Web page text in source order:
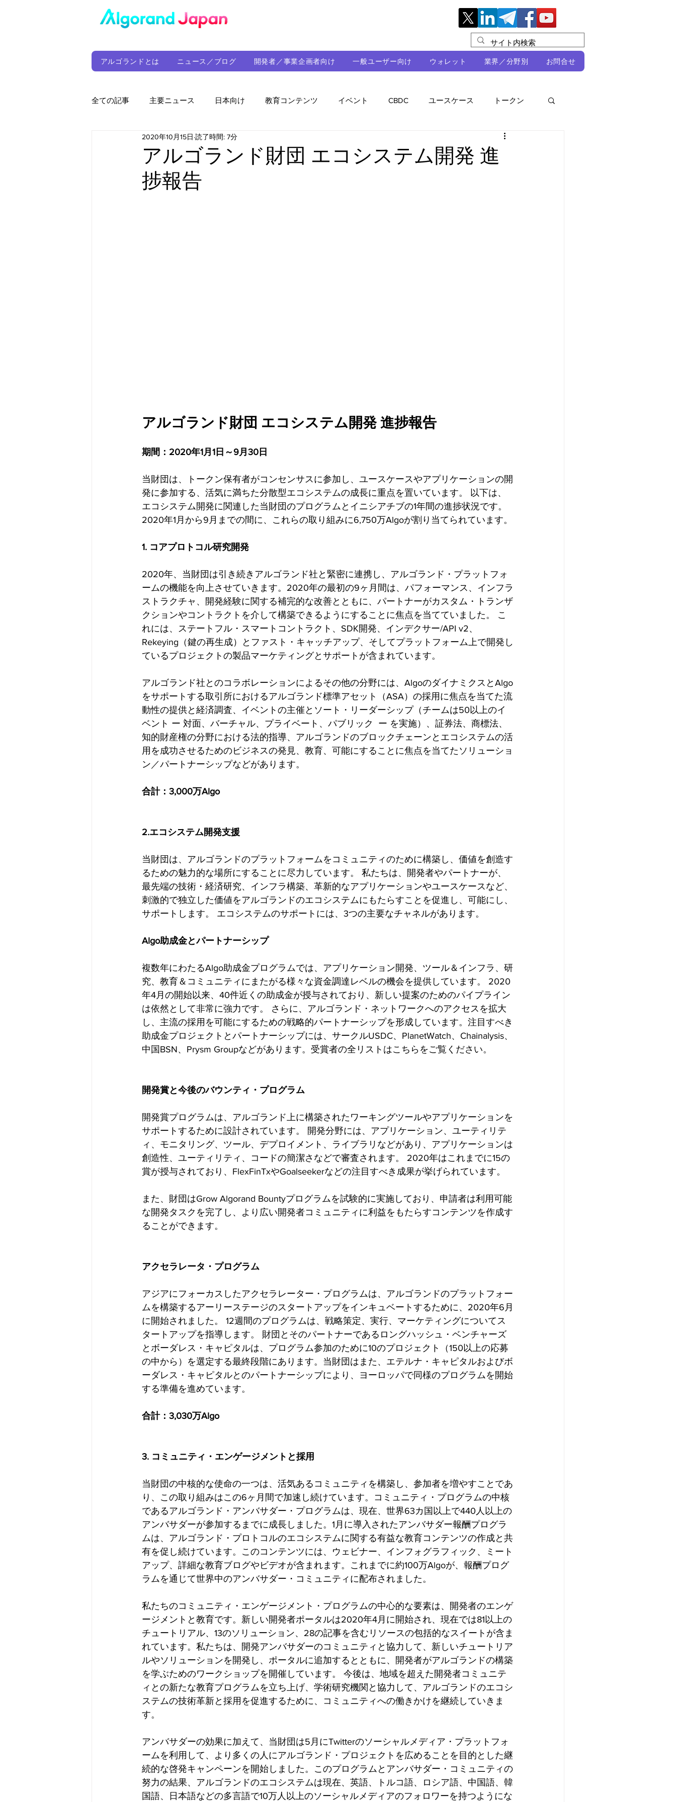
アルゴランドとは ニュース／ブログ 開発者／事業企画者向け 一般ユーザー向け ウォレット 業界／分野別 お問合せ
全ての記事 主要ニュース 日本向け 教育コンテンツ イベント CBDC ユースケース トークン
ウォレット 定期レポート 助成金
アルゴランド財団
アルゴランド財団 エコシステム開発 進
捗報告
2020年10月15日 読了時間: 7分
アルゴランド財団 エコシステム開発 進捗報告
期間：2020年1月1日～9月30日
当財団は、トークン保有者がコンセンサスに参加し、ユースケースやアプリケーションの開
発に参加する、活気に満ちた分散型エコシステムの成長に重点を置いています。 以下は、
エコシステム開発に関連した当財団のプログラムとイニシアチブの1年間の進捗状況です。
2020年1月から9月までの間に、これらの取り組みに6,750万Algoが割り当てられています。
1. コアプロトコル研究開発
2020年、当財団は引き続きアルゴランド社と緊密に連携し、アルゴランド・プラットフォ
ームの機能を向上させていきます。2020年の最初の9ヶ月間は、パフォーマンス、インフラ
ストラクチャ、開発経験に関する補完的な改善とともに、パートナーがカスタム・トランザ
クションやコントラクトを介して構築できるようにすることに焦点を当てていました。 こ
れには、ステートフル・スマートコントラクト、SDK開発、インデクサー/API v2、
Rekeying（鍵の再生成）とファスト・キャッチアップ、そしてプラットフォーム上で開発し
ているプロジェクトの製品マーケティングとサポートが含まれています。
アルゴランド社とのコラボレーションによるその他の分野には、AlgoのダイナミクスとAlgo
をサポートする取引所におけるアルゴランド標準アセット（ASA）の採用に焦点を当てた流
動性の提供と経済調査、イベントの主催とソート・リーダーシップ（チームは50以上のイ
ベント ー 対面、バーチャル、プライベート、パブリック  ー を実施）、証券法、商標法、
知的財産権の分野における法的指導、アルゴランドのブロックチェーンとエコシステムの活
用を成功させるためのビジネスの発見、教育、可能にすることに焦点を当てたソリューショ
ン／パートナーシップなどがあります。
合計：3,000万Algo
2.エコシステム開発支援
当財団は、アルゴランドのプラットフォームをコミュニティのために構築し、価値を創造す
るための魅力的な場所にすることに尽力しています。 私たちは、開発者やパートナーが、
最先端の技術・経済研究、インフラ構築、革新的なアプリケーションやユースケースなど、
刺激的で独立した価値をアルゴランドのエコシステムにもたらすことを促進し、可能にし、
サポートします。 エコシステムのサポートには、3つの主要なチャネルがあります。
Algo助成金とパートナーシップ
複数年にわたるAlgo助成金プログラムでは、アプリケーション開発、ツール＆インフラ、研
究、教育＆コミュニティにまたがる様々な資金調達レベルの機会を提供しています。 2020
年4月の開始以来、40件近くの助成金が授与されており、新しい提案のためのパイプライン
は依然として非常に強力です。 さらに、アルゴランド・ネットワークへのアクセスを拡大
し、主流の採用を可能にするための戦略的パートナーシップを形成しています。注目すべき
助成金プロジェクトとパートナーシップには、サークルUSDC、PlanetWatch、Chainalysis、
中国BSN、Prysm Groupなどがあります。受賞者の全リストはこちらをご覧ください。
開発賞と今後のバウンティ・プログラム
開発賞プログラムは、アルゴランド上に構築されたワーキングツールやアプリケーションを
サポートするために設計されています。 開発分野には、アプリケーション、ユーティリテ
ィ、モニタリング、ツール、デプロイメント、ライブラリなどがあり、アプリケーションは
創造性、ユーティリティ、コードの簡潔さなどで審査されます。 2020年はこれまでに15の
賞が授与されており、FlexFinTxやGoalseekerなどの注目すべき成果が挙げられています。
また、財団はGrow Algorand Bountyプログラムを試験的に実施しており、申請者は利用可能
な開発タスクを完了し、より広い開発者コミュニティに利益をもたらすコンテンツを作成す
ることができます。
アクセラレータ・プログラム
アジアにフォーカスしたアクセラレーター・プログラムは、アルゴランドのプラットフォー
ムを構築するアーリーステージのスタートアップをインキュベートするために、2020年6月
に開始されました。 12週間のプログラムは、戦略策定、実行、マーケティングについてス
タートアップを指導します。 財団とそのパートナーであるロングハッシュ・ベンチャーズ
とボーダレス・キャピタルは、プログラム参加のために10のプロジェクト（150以上の応募
の中から）を選定する最終段階にあります。当財団はまた、エテルナ・キャピタルおよびボ
ーダレス・キャピタルとのパートナーシップにより、ヨーロッパで同様のプログラムを開始
する準備を進めています。
合計：3,030万Algo
3. コミュニティ・エンゲージメントと採用
当財団の中核的な使命の一つは、活気あるコミュニティを構築し、参加者を増やすことであ
り、この取り組みはこの6ヶ月間で加速し続けています。コミュニティ・プログラムの中核
であるアルゴランド・アンバサダー・プログラムは、現在、世界63カ国以上で440人以上の
アンバサダーが参加するまでに成長しました。1月に導入されたアンバサダー報酬プログラ
ムは、アルゴランド・プロトコルのエコシステムに関する有益な教育コンテンツの作成と共
有を促し続けています。このコンテンツには、ウェビナー、インフォグラフィック、ミート
アップ、詳細な教育ブログやビデオが含まれます。これまでに約100万Algoが、報酬プログ
ラムを通じて世界中のアンバサダー・コミュニティに配布されました。
私たちのコミュニティ・エンゲージメント・プログラムの中心的な要素は、開発者のエンゲ
ージメントと教育です。新しい開発者ポータルは2020年4月に開始され、現在では81以上の
チュートリアル、13のソリューション、28の記事を含むリソースの包括的なスイートが含ま
れています。私たちは、開発アンバサダーのコミュニティと協力して、新しいチュートリア
ルやソリューションを開発し、ポータルに追加するとともに、開発者がアルゴランドの構築
を学ぶためのワークショップを開催しています。 今後は、地域を超えた開発者コミュニテ
ィとの新たな教育プログラムを立ち上げ、学術研究機関と協力して、アルゴランドのエコシ
ステムの技術革新と採用を促進するために、コミュニティへの働きかけを継続していきま
す。
アンバサダーの効果に加えて、当財団は5月にTwitterのソーシャルメディア・プラットフォ
ームを利用して、より多くの人にアルゴランド・プロジェクトを広めることを目的とした継
続的な啓発キャンペーンを開始しました。このプログラムとアンバサダー・コミュニティの
努力の結果、アルゴランドのエコシステムは現在、英語、トルコ語、ロシア語、中国語、韓
国語、日本語などの多言語で10万人以上のソーシャルメディアのフォロワーを持つようにな